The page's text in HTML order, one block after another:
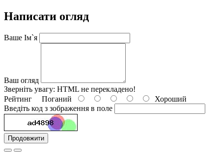
Написати огляд
Ваше Ім`я
Ваш огляд
Зверніть увагу: HTML не перекладено!
Рейтинг Поганий
Хороший
Введіть код з зображення в поле
Продовжити